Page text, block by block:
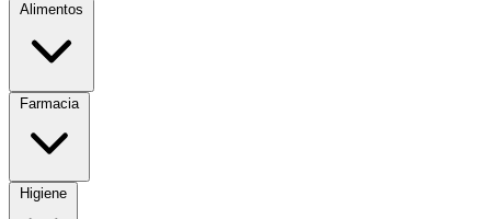
Alimentos
Farmacia
Higiene